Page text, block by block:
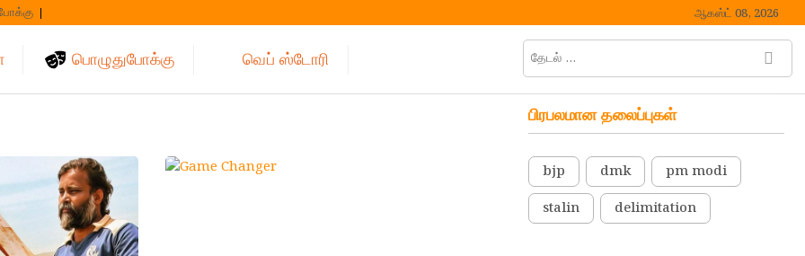
ஆகஸ்ட் 08, 2026
பொழுதுபோக்கு வெப் ஸ்டோரி
தேடல்
… M
பிரபலமான தலைப்புகள்
bjp dmk
pm modi
stalin
delimitation